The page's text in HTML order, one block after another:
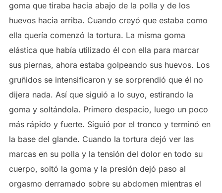
goma que tiraba hacia abajo de la polla y de los
huevos hacia arriba. Cuando creyó que estaba como
ella quería comenzó la tortura. La misma goma
elástica que había utilizado él con ella para marcar
sus piernas, ahora estaba golpeando sus huevos. Los
gruñidos se intensificaron y se sorprendió que él no
dijera nada. Así que siguió a lo suyo, estirando la
goma y soltándola. Primero despacio, luego un poco
más rápido y fuerte. Siguió por el tronco y terminó en
la base del glande. Cuando la tortura dejó ver las
marcas en su polla y la tensión del dolor en todo su
cuerpo, soltó la goma y la presión dejó paso al
orgasmo derramado sobre su abdomen mientras el